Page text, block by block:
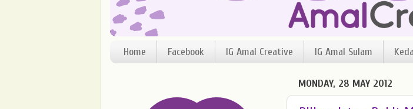
Home Facebook IG Amal Creative IG Amal Sulam
MONDAY, 28 MAY 2012